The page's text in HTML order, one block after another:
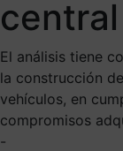
El análisis tiene
la construcción
vehículos, en
compromisos
-